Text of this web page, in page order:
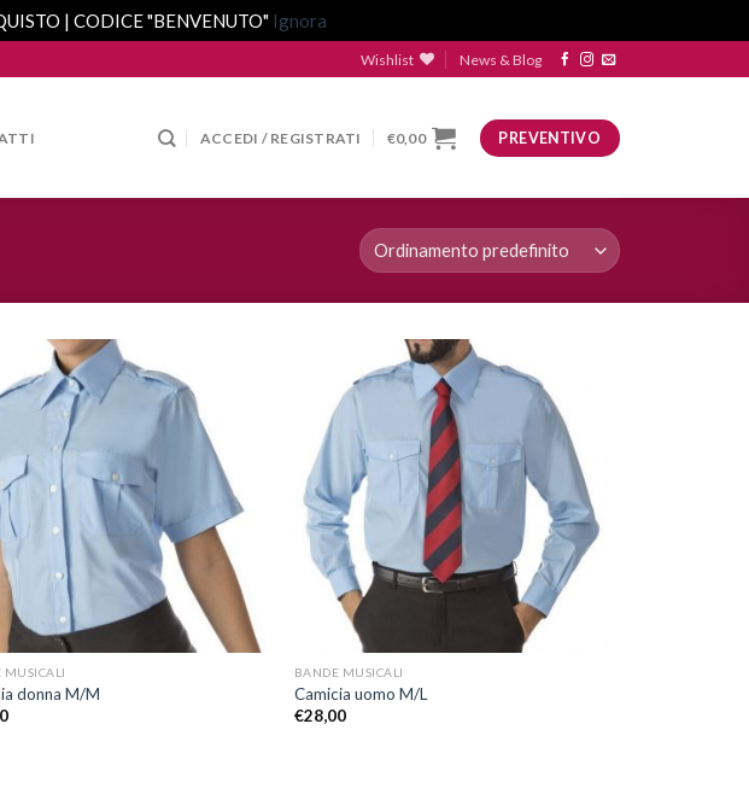
| CODICE "BENVENUTO" Ignora
Wishlist News & Blog
ACCEDI / REGISTRATI €0,00 PREVENTIVO
alla lista
desideri
MUSICALI
donna M/M
Aggiungi
alla lista
dei
desideri
BANDE MUSICALI
Camicia uomo M/L
€28,00